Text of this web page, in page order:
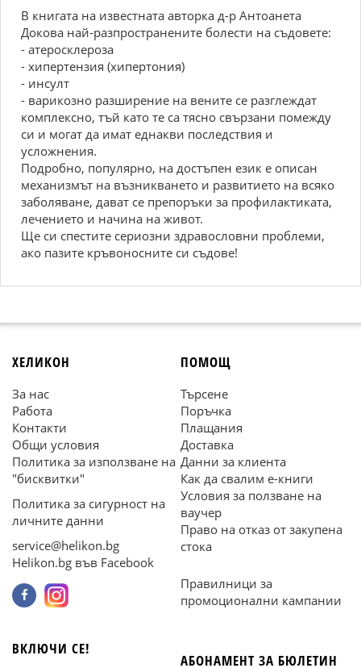
В книгата на известната авторка д-р Антоанета
Докова най-разпространените болести на съдовете:
- атеросклероза
- хипертензия (хипертония)
- инсулт
- варикозно разширение на вените се разглеждат
комплексно, тъй като те са тясно свързани помежду
си и могат да имат еднакви последствия и
усложнения.
Подробно, популярно, на достъпен език е описан
механизмът на възникването и развитието на всяко
заболяване, дават се препоръки за профилактиката,
лечението и начина на живот.
Ще си спестите сериозни здравословни проблеми,
ако пазите кръвоносните си съдове!
ХЕЛИКОН
За нас
Работа
Контакти
Общи условия
Политика за използване на
"бисквитки"
Политика за сигурност на
личните данни
service@helikon.bg
Helikon.bg във Facebook
ПОМОЩ
Търсене
Поръчка
Плащания
Доставка
Данни за клиента
Как да свалим е-книги
Условия за ползване на
ваучер
Право на отказ от закупена
стока
Правилници за
промоционални кампании
ВКЛЮЧИ СЕ!
АБОНАМЕНТ ЗА БЮЛЕТИН